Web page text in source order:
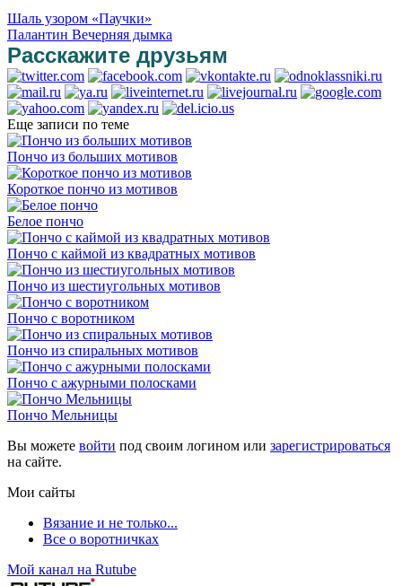
Шаль узором «Паучки»
Палантин Вечерняя дымка
Расскажите друзьям
Еще записи по теме
Пончо из больших мотивов
Короткое пончо из мотивов
Белое пончо
Пончо с каймой из квадратных мотивов
Пончо из шестиугольных мотивов
Пончо с воротником
Пончо из спиральных мотивов
Пончо с ажурными полосками
Пончо Мельницы
Вы можете войти под своим логином или зарегистрироваться
на сайте.
Мои сайты
Вязание и не только...
Все о воротничках
Мой канал на Rutube